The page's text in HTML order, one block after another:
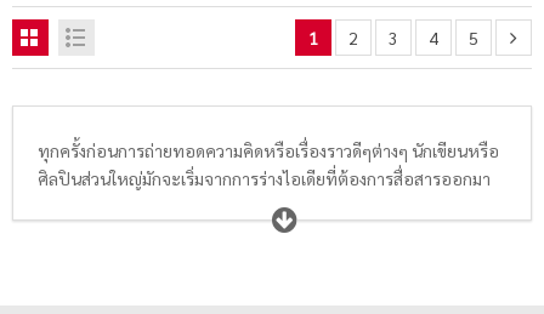
1 2 3 4 5
ทุกครั้งก่อนการถ่ายทอดความคิดหรือเรื่องราวดีๆต่างๆ นักเขียนหรือ
ศิลปินส่วนใหญ่มักจะเริ่มจากการร่างไอเดียที่ต้องการสื่อสารออกมา
ด้วย ดินสอดำ หรือ ดินสอกด ลงบนกระดาษหรือสมุดบันทึกก่อนเสมอ
เพื่อให้สามารถทบทวนแก้ไขข้อความหรือภาพวาดต่างๆได้ก่อนที่จะ